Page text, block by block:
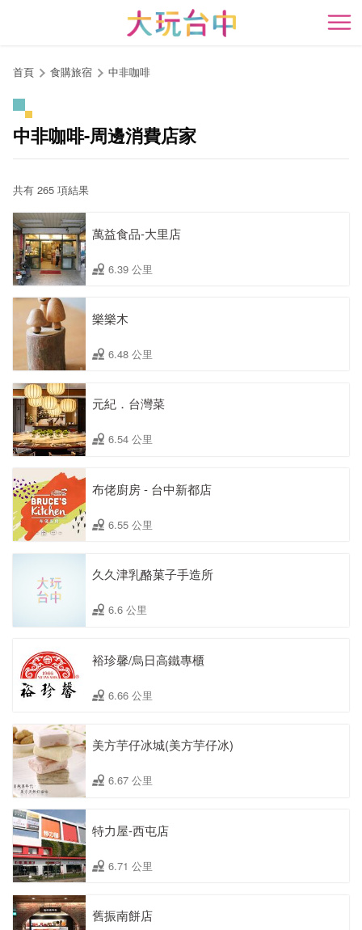
開
首頁 食購旅宿 中非咖啡
中非咖啡-周邊消費店家
共有 265 項結果
萬益食品-大里店
6.39 公里
樂樂木
6.48 公里
元紀．台灣菜
6.54 公里
布佬廚房 - 台中新都店
6.55 公里
久久津乳酪菓子手造所
6.6 公里
裕珍馨/烏日高鐵專櫃
6.66 公里
美方芋仔冰城(美方芋仔冰)
6.67 公里
特力屋-西屯店
6.71 公里
舊振南餅店